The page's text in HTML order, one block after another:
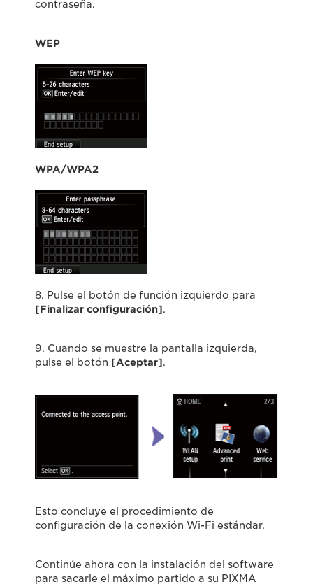
contraseña.
WEP
WPA/WPA2
8. Pulse el botón de función izquierdo para
[Finalizar configuración].
9. Cuando se muestre la pantalla izquierda,
pulse el botón [Aceptar].
Esto concluye el procedimiento de
configuración de la conexión Wi-Fi estándar.
Continúe ahora con la instalación del software
para sacarle el máximo partido a su PIXMA